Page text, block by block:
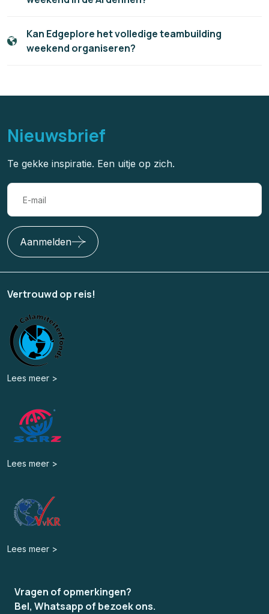
Kan Edgeplore het volledige teambuilding
weekend organiseren?
Nieuwsbrief
Te gekke inspiratie. Een uitje op zich.
Aanmelden
Vertrouwd op reis!
Lees meer >
Lees meer >
Lees meer >
Vragen of opmerkingen?
Bel, Whatsapp of bezoek ons.